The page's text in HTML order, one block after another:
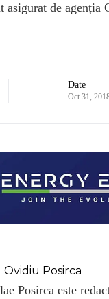
de agenția
Date
Oct 31,
Ovidiu Posirca
Posirca este